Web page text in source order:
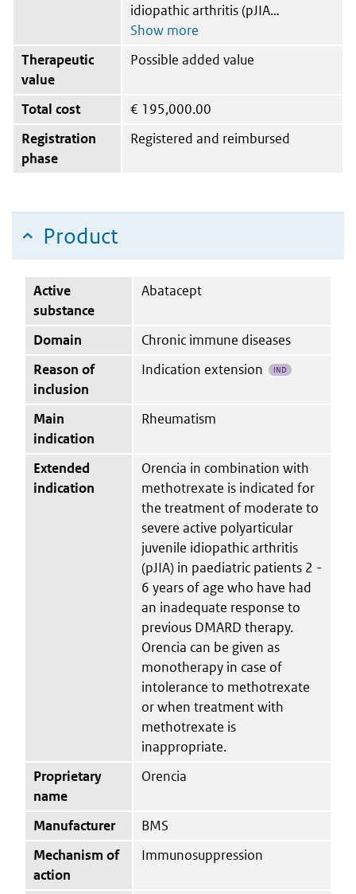
idiopathic arthritis (pJIA
Therapeutic
value
Possible added value
Total cost € 195,000.00
Registration
phase
Registered and reimbursed
Product
Active
substance
Abatacept
Domain
Chronic immune diseases
Reason of
inclusion
Indication extension IND
Main
indication
Rheumatism
Extended
indication
Orencia in combination with
methotrexate is indicated for
the treatment of moderate to
severe active polyarticular
juvenile idiopathic arthritis
(pJIA) in paediatric patients 2 -
6 years of age who have had
an inadequate response to
previous DMARD therapy.
Orencia can be given as
monotherapy in case of
intolerance to methotrexate
or when treatment with
methotrexate is
inappropriate.
Proprietary
name
Orencia
Manufacturer
BMS
Mechanism of
action
Immunosuppression